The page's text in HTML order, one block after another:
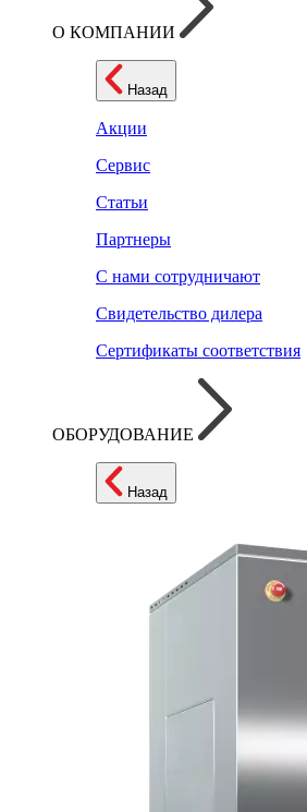
О КОМПАНИИ
Назад
Акции
Сервис
Статьи
Партнеры
С нами сотрудничают
Свидетельство дилера
Сертификаты соответствия
ОБОРУДОВАНИЕ
Назад